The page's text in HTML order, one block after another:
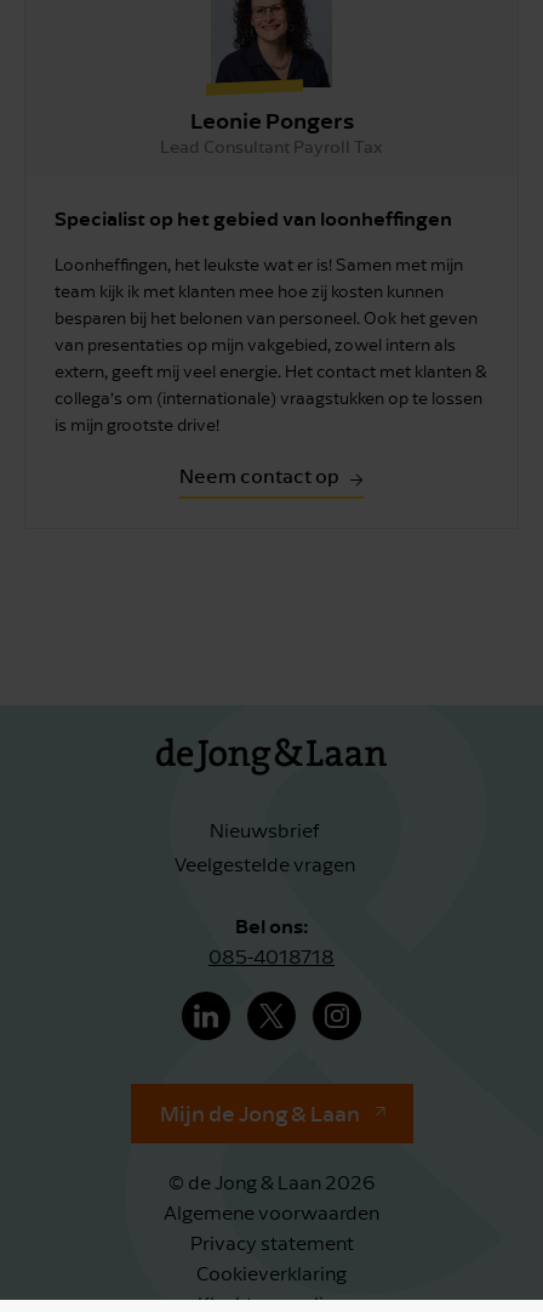
Leonie Pongers
Lead Consultant Payroll Tax
Specialist op het gebied van loonheffingen
Loonheffingen, het leukste wat er is! Samen met mijn
team kijk ik met klanten mee hoe zij kosten kunnen
besparen bij het belonen van personeel. Ook het geven
van presentaties op mijn vakgebied, zowel intern als
extern, geeft mij veel energie. Het contact met klanten &
collega’s om (internationale) vraagstukken op te lossen
is mijn grootste drive!
Neem contact op
Nieuwsbrief
Veelgestelde vragen
Bel ons:
085-4018718
Mijn de Jong & Laan
© de Jong & Laan 2026
Algemene voorwaarden
Privacy statement
Cookieverklaring
Klachtenregeling